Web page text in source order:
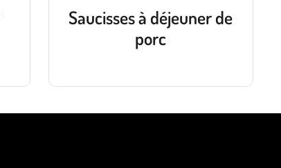
Saucisses à déjeuner de
porc